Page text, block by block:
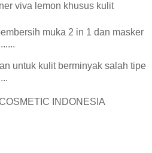
viva lemon khusus kulit
muka 2 in 1 dan masker
untuk kulit berminyak salah tipe
INDONESIA